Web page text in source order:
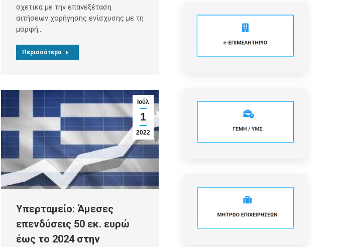
σχετικά με την επανεξέταση
αιτήσεων χορήγησης ενίσχυσης με τη
μορφή…
Περισσότερα
Ιούλ
1
2022
Υπερταμείο: Άμεσες
επενδύσεις 50 εκ. ευρώ
έως το 2024 στην